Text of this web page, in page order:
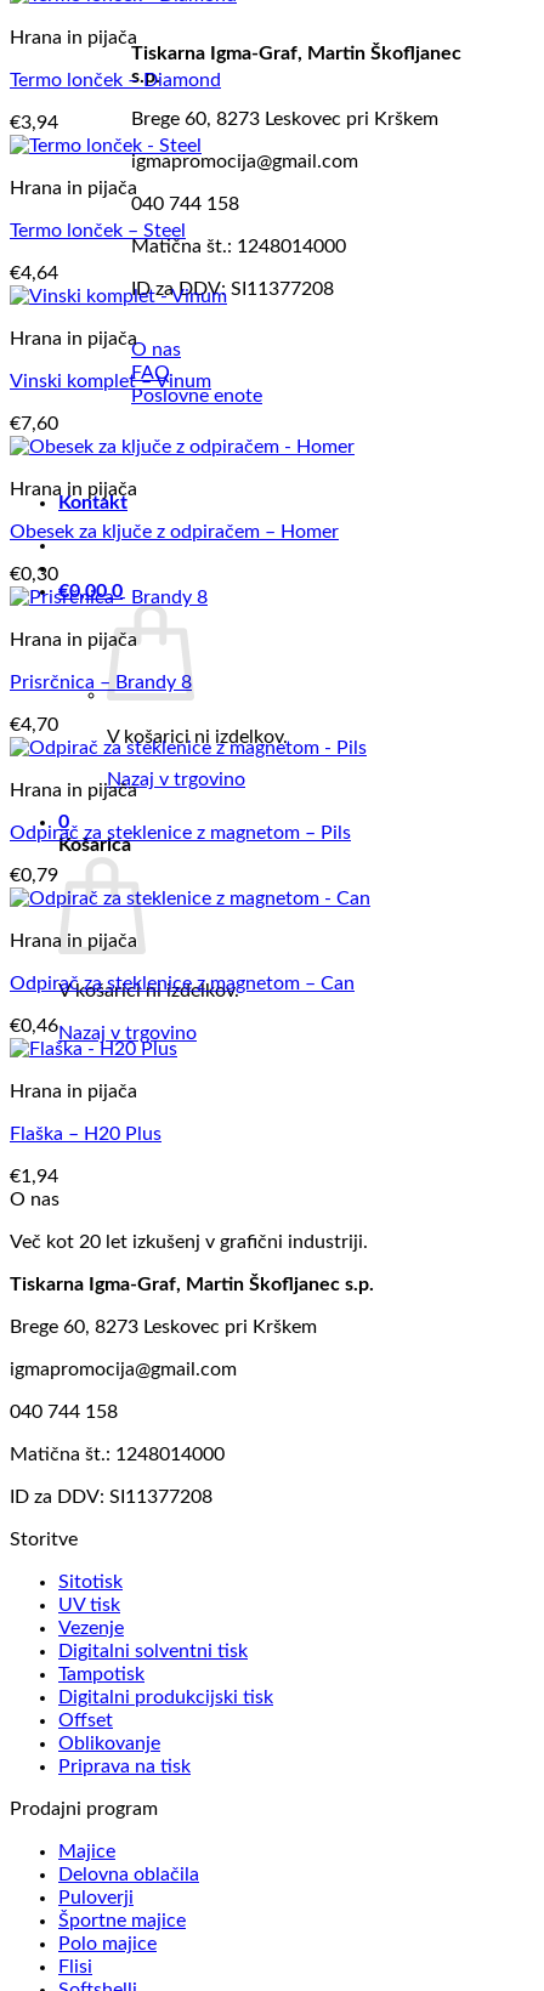
Tiskarna Igma-Graf, Martin Škofljanec
s.p.
Brege 60, 8273 Leskovec pri Krškem
igmapromocija@gmail.com
040 744 158
Matična št.: 1248014000
ID za DDV: SI11377208
O nas
FAQ
Poslovne enote
Kontakt
€0,00 0
V košarici ni izdelkov.
Nazaj v trgovino
0
Košarica
V košarici ni izdelkov.
Nazaj v trgovino
Hrana in pijača
Termo lonček – Diamond
€3,94
Hrana in pijača
Termo lonček – Steel
€4,64
Hrana in pijača
Vinski komplet – Vinum
€7,60
Hrana in pijača
Obesek za ključe z odpiračem – Homer
€0,30
Hrana in pijača
Prisrčnica – Brandy 8
€4,70
Hrana in pijača
Odpirač za steklenice z magnetom – Pils
€0,79
Hrana in pijača
Odpirač za steklenice z magnetom – Can
€0,46
Hrana in pijača
Flaška – H20 Plus
€1,94
O nas
Več kot 20 let izkušenj v grafični industriji.
Tiskarna Igma-Graf, Martin Škofljanec s.p.
Brege 60, 8273 Leskovec pri Krškem
igmapromocija@gmail.com
040 744 158
Matična št.: 1248014000
ID za DDV: SI11377208
Storitve
Sitotisk
UV tisk
Vezenje
Digitalni solventni tisk
Tampotisk
Digitalni produkcijski tisk
Offset
Oblikovanje
Priprava na tisk
Prodajni program
Majice
Delovna oblačila
Puloverji
Športne majice
Polo majice
Flisi